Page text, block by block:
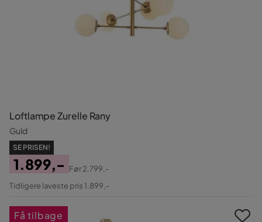
Loftlampe Zurelle Rany
Guld
SE PRISEN!
Pris
1.899,-
Original
Før2.799,-
Tidligere laveste pris 1.899,-
Få tilbage